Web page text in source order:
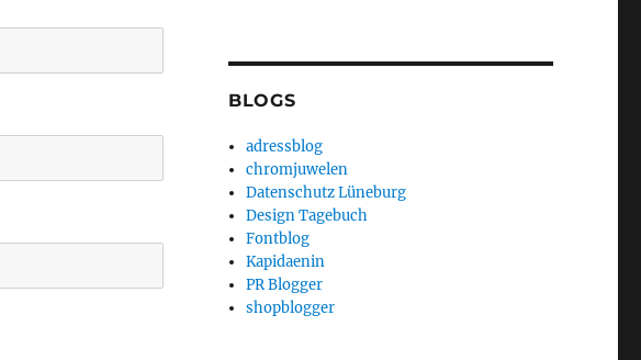
BLOGS
adressblog
chromjuwelen
Datenschutz Lüneburg
Design Tagebuch
Fontblog
Kapidaenin
PR Blogger
shopblogger